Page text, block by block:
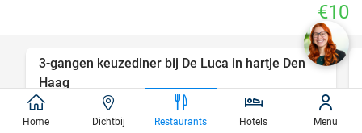
€10
47%
3-gangen keuzediner bij De Luca in hartje Den
Haag
Vandaag
Morgen Ma
Home Dichtbij Restaurants Hotels Menu